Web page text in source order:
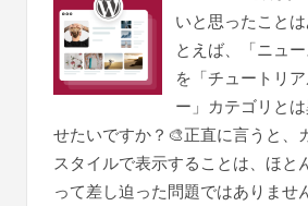
いと思ったこと
とえば、「ニュ
を「チュートリ
ー」カテゴリと
せたいですか？🎨正直に言うと、
スタイルで表示することは、ほと
って差し迫った問題ではありませ